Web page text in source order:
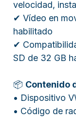
velocidad,
✔ Vídeo en
habilitado
✔
SD de 32 GB
📦 Contenido
• Dispositivo
• Código de